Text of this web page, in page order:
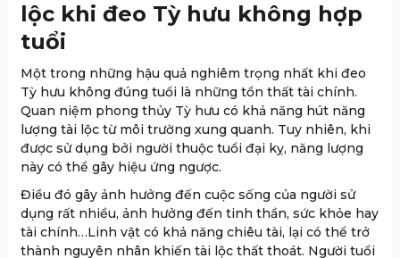
lộc khi đeo Tỳ hưu không hợp
tuổi
Một trong những hậu quả nghiêm trọng nhất khi đeo
Tỳ hưu không đúng tuổi là những tổn thất tài chính.
Quan niệm phong thủy Tỳ hưu có khả năng hút năng
lượng tài lộc từ môi trường xung quanh. Tuy nhiên, khi
được sử dụng bởi người thuộc tuổi đại kỵ, năng lượng
này có thể gây hiệu ứng ngược.
Điều đó gây ảnh hưởng đến cuộc sống của người sử
dụng rất nhiều, ảnh hưởng đến tinh thần, sức khỏe hay
tài chính…Linh vật có khả năng chiêu tài, lại có thể trở
thành nguyên nhân khiến tài lộc thất thoát. Người tuổi